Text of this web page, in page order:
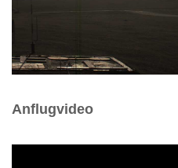
Anflugvideo